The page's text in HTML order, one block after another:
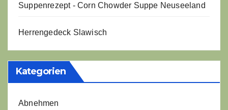
Suppenrezept - Corn Chowder Suppe Neuseeland
Herrengedeck Slawisch
Kategorien
Abnehmen